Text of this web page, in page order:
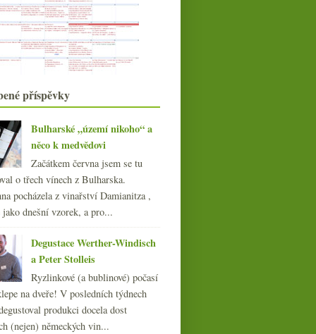
Optimismem naplňující degustační
historka
U Hájku s Ryzlinkem Rýnským
2006 od Lahoferu
Degustace Sektdomaine Jan Petrák
Odpověď právním zástupcům Víno
& Styl
Pořádejte domácí ochutnávky!
Báječné suché víno z ráje sladkých
Supermarketový tip v chmurném
dni
Jedno méně proslulé burgundské
Dvě příjemná letní překvapení
Výsledky ankety „Jak uchováváte
nedopitá vína?“
července(23)
června(25)
května(24)
dubna(23)
března(19)
února(24)
ledna(24)
příspěvky
Bulharské „území nikoho“ a
něco k medvědovi
Začátkem června jsem se tu
o třech vínech z Bulharska.
pocházela z vinařství Damianitza ,
jako dnešní vzorek, a pro...
Degustace Werther-Windisch
a Peter Stolleis
Ryzlinkové (a bublinové) počasí
na dveře! V posledních týdnech
produkci docela dost
(nejen) německých vin...